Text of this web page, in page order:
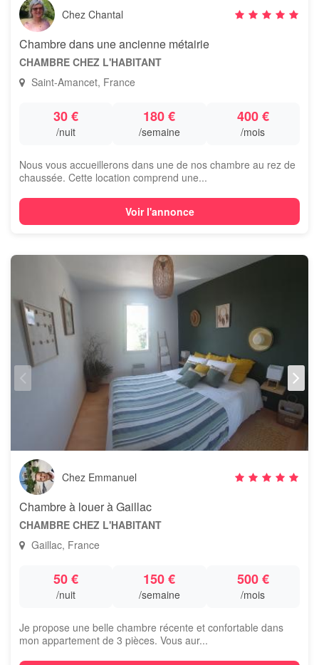
Chez Chantal
Chambre dans une ancienne métairie
CHAMBRE CHEZ L'HABITANT
Saint-Amancet, France
30 €
/nuit
180 €
/semaine
400 €
/mois
Nous vous accueillerons dans une de nos chambre au rez de
chaussée. Cette location comprend une...
Voir l'annonce
Chez Emmanuel
Chambre à louer à Gaillac
CHAMBRE CHEZ L'HABITANT
Gaillac, France
50 €
/nuit
150 €
/semaine
500 €
/mois
Je propose une belle chambre récente et confortable dans
mon appartement de 3 pièces. Vous aur...